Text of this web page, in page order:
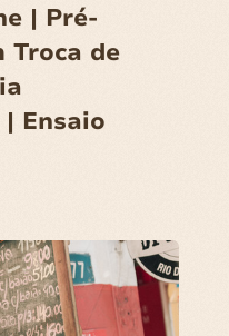
| Pré-
Troca de
Ensaio